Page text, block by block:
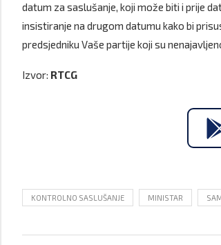
datum za saslušanje, koji može biti i prije
insistiranje na drugom datumu kako bi
predsjedniku Vaše partije koji su
Izvor: RTCG
KONTROLNO SASLUŠANJE MINISTAR